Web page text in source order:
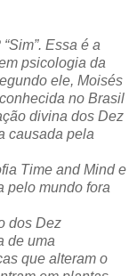
Essa é a
psicologia da
ele, Moisés
no Brasil
divina dos Dez
causada pela
Time and Mind e
pelo mundo fora
dos Dez
de uma
que alteram o